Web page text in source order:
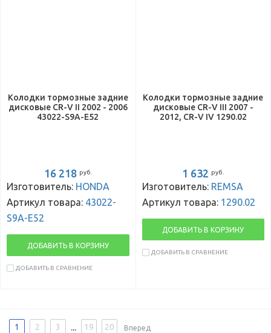
Колодки тормозные задние
дисковые CR-V II 2002 - 2006
43022-S9A-E52
16 218 руб.
Изготовитель: HONDA
Артикул товара: 43022-
S9A-E52
ДОБАВИТЬ В КОРЗИНУ
ДОБАВИТЬ В СРАВНЕНИЕ
Колодки тормозные задние
дисковые CR-V III 2007 -
2012, CR-V IV 1290.02
1 632 руб.
Изготовитель: REMSA
Артикул товара: 1290.02
ДОБАВИТЬ В КОРЗИНУ
ДОБАВИТЬ В СРАВНЕНИЕ
1 2 3 ... 19 20 Вперед